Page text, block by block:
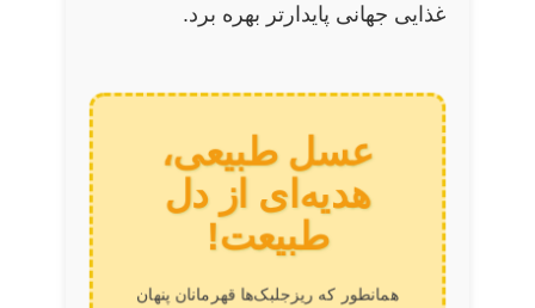
غذایی جهانی پایدارتر بهره برد.
عسل طبیعی،
هدیه‌ای از دل
طبیعت!
همانطور که ریزجلبک‌ها قهرمانان پنهان